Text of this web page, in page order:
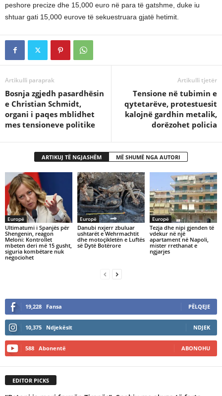
peshore precize dhe 15,000 euro në para të gatshme, duke iu
shtuar gati 15,000 eurove të sekuestruara gjatë hetimit.
Artikulli paraprak
Bosnja zgjedh pasardhësin
e Christian Schmidt,
organi i paqes mblidhet
mes tensioneve politike
Artikulli tjetër
Tensione në tubimin e
qytetarëve, protestuesit
kalojnë gardhin metalik,
dorëzohet policia
ARTIKUJ TË NGJASHËM MË SHUMË NGA AUTORI
Europë
Ultimatumi i Spanjës për
Shengenin, reagon
Meloni: Kontrollet
mbeten deri më 15 gusht,
siguria kombëtare nuk
negociohet
Europë
Danubi nxjerr zbuluar
ushtarët e Wehrmachtit
dhe motoçikletën e Luftës
së Dytë Botërore
Europë
Tezja dhe nipi gjenden të
vdekur në një
apartament në Napoli,
mister rrethanat e
ngjarjes
19,228 Fansa PËLQEJE
10,375 Ndjekësit NDJEK
588 Abonentë ABONOHU
EDITOR PICKS